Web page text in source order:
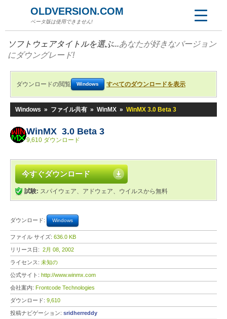
OLDVERSION.COM
ベータ版は使用できません!
ソフトウェアタイトルを選ぶ...あなたが好きなバージョン
にダウングレード!
ダウンロードの閲覧 Windows すべてのダウンロードを表示
Windows » ファイル共有 » WinMX » WinMX 3.0 Beta 3
WinMX 3.0 Beta 3
9,610 ダウンロード
今すぐダウンロード
試験: スパイウェア、アドウェア、ウイルスから無料
ダウンロード: Windows
ファイル サイズ: 636.0 KB
リリース日: 2月 08, 2002
ライセンス: 未知の
公式サイト: http://www.winmx.com
会社案内: Frontcode Technologies
ダウンロード: 9,610
投稿ナビゲーション: sridherreddy